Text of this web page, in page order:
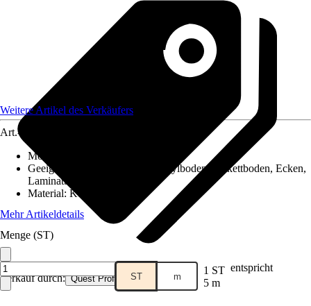
Verkauf durch: Quest Profile
Weitere Artikel des Verkäufers
Art.-Nr.
Montageart
Geeignet für
Fliesen, PVC / Vinylboden, Parkettboden, Ecken,
Laminatboden
Material: Kunststoff
Mehr Artikeldetails
Menge (ST)
ST m 1 ST entspricht
5 m